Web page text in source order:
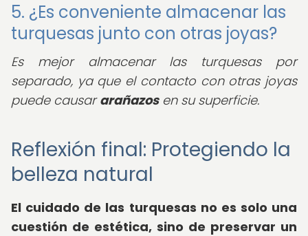
5. ¿Es conveniente almacenar las
turquesas junto con otras joyas?
Es mejor almacenar las turquesas por
separado, ya que el contacto con otras joyas
puede causararañazosen su superficie.
Reflexión final: Protegiendo la
belleza natural
El cuidado de las turquesas no es solo una
cuestión de estética, sino de preservar un